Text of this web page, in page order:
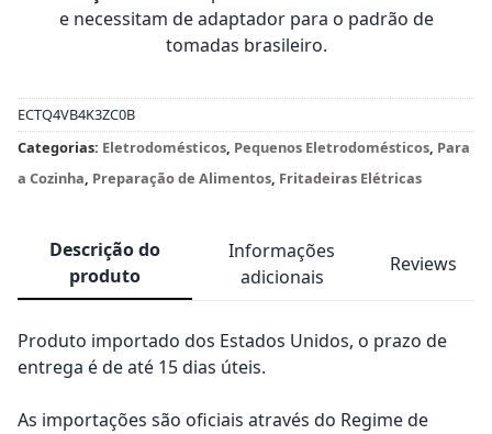
e necessitam de adaptador para o padrão de
tomadas brasileiro.
ECTQ4VB4K3ZC0B
Categorias: Eletrodomésticos, Pequenos Eletrodomésticos, Para
a Cozinha, Preparação de Alimentos, Fritadeiras Elétricas
Descrição do
produto
Informações
adicionais
Reviews
Produto importado dos Estados Unidos, o prazo de
entrega é de até 15 dias úteis.
As importações são oficiais através do Regime de